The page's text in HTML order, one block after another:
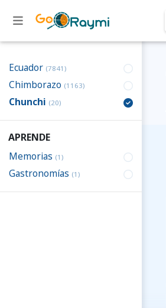
Ecuador (7841)
Chimborazo (1163)
Chunchi (20)
APRENDE
Memorias (1)
Gastronomías (1)